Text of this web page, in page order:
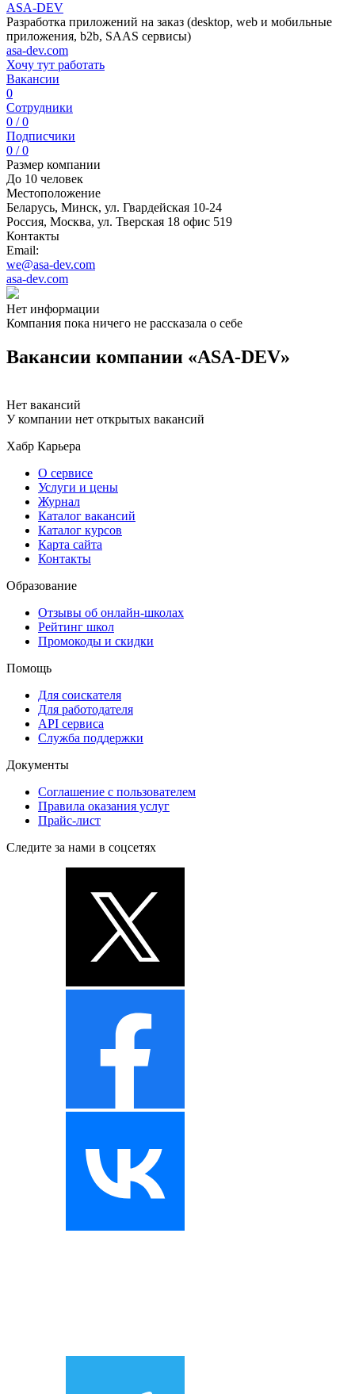
ASA-DEV
Разработка приложений на заказ (desktop, web и мобильные
приложения, b2b, SAAS сервисы)
asa-dev.com
Хочу тут работать
Вакансии
0
Сотрудники
0 / 0
Подписчики
0 / 0
Размер компании
До 10 человек
Местоположение
Беларусь, Минск, ул. Гвардейская 10-24
Россия, Москва, ул. Тверская 18 офис 519
Контакты
Email:
we@asa-dev.com
asa-dev.com
Нет информации
Компания пока ничего не рассказала о себе
Вакансии компании «ASA-DEV»
Нет вакансий
У компании нет открытых вакансий
Хабр Карьера
О сервисе
Услуги и цены
Журнал
Каталог вакансий
Каталог курсов
Карта сайта
Контакты
Образование
Отзывы об онлайн-школах
Рейтинг школ
Промокоды и скидки
Помощь
Для соискателя
Для работодателя
API сервиса
Служба поддержки
Документы
Соглашение с пользователем
Правила оказания услуг
Прайс-лист
Следите за нами в соцсетях